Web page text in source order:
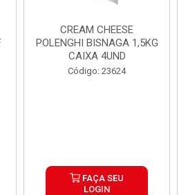
CREAM CHEESE
POLENGHI BISNAGA 1,5KG
CAIXA 4UND
Código: 23624
FAÇA SEU
LOGIN